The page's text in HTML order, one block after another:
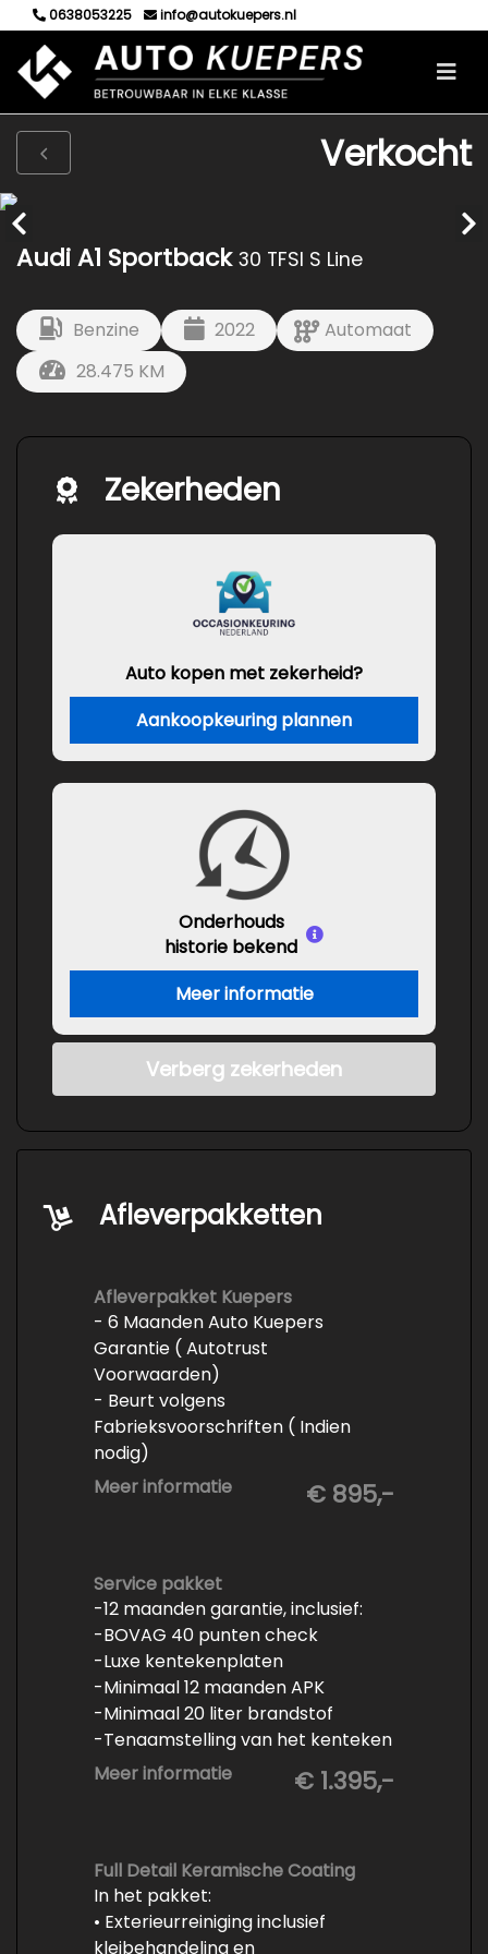
0638053225 info@autokuepers.nl
Verkocht
Audi A1 Sportback 30 TFSI S Line
Benzine 2022
Automaat
28.475 KM
Zekerheden
Auto kopen met zekerheid?
Aankoopkeuring plannen
Onderhouds
historie bekend
Meer informatie
Verberg zekerheden
Afleverpakketten
Afleverpakket Kuepers
- 6 Maanden Auto Kuepers
Garantie ( Autotrust
Voorwaarden)
- Beurt volgens
Fabrieksvoorschriften ( Indien
nodig)
- Minimaal 6 maanden APK
- Minimaal 3 mm banden profiel
vrijwaren
- Volledige inspectie
- Poetsen binnen en buiten
Meer informatie € 895,-
Service pakket
-12 maanden garantie, inclusief:
-BOVAG 40 punten check
-Luxe kentekenplaten
-Minimaal 12 maanden APK
-Minimaal 20 liter brandstof
-Tenaamstelling van het kenteken
-Vrijwaren van de inruilauto
polijsten
Meer informatie € 1.395,-
Full Detail Keramische Coating
In het pakket:
• Exterieurreiniging inclusief
kleibehandeling en